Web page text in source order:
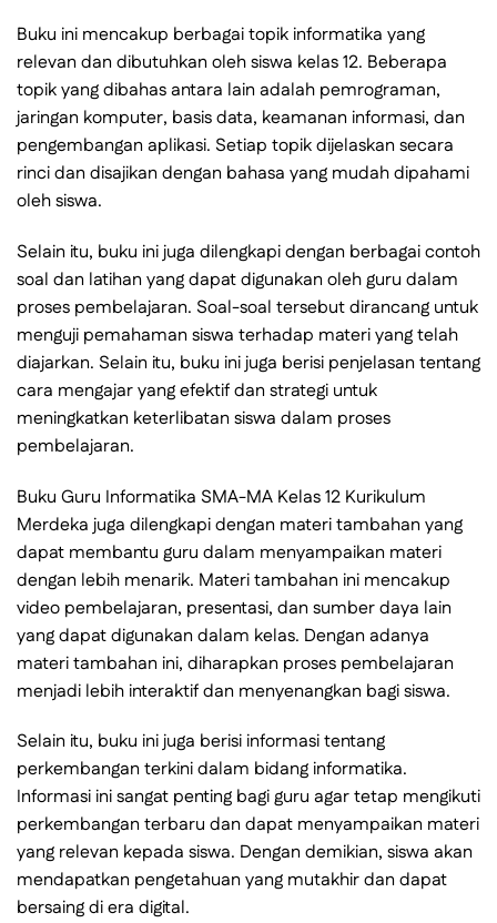
Buku ini mencakup berbagai topik informatika yang
relevan dan dibutuhkan oleh siswa kelas 12. Beberapa
topik yang dibahas antara lain adalah pemrograman,
jaringan komputer, basis data, keamanan informasi, dan
pengembangan aplikasi. Setiap topik dijelaskan secara
rinci dan disajikan dengan bahasa yang mudah dipahami
oleh siswa.
Selain itu, buku ini juga dilengkapi dengan berbagai contoh
soal dan latihan yang dapat digunakan oleh guru dalam
proses pembelajaran. Soal-soal tersebut dirancang untuk
menguji pemahaman siswa terhadap materi yang telah
diajarkan. Selain itu, buku ini juga berisi penjelasan tentang
cara mengajar yang efektif dan strategi untuk
meningkatkan keterlibatan siswa dalam proses
pembelajaran.
Buku Guru Informatika SMA-MA Kelas 12 Kurikulum
Merdeka juga dilengkapi dengan materi tambahan yang
dapat membantu guru dalam menyampaikan materi
dengan lebih menarik. Materi tambahan ini mencakup
video pembelajaran, presentasi, dan sumber daya lain
yang dapat digunakan dalam kelas. Dengan adanya
materi tambahan ini, diharapkan proses pembelajaran
menjadi lebih interaktif dan menyenangkan bagi siswa.
Selain itu, buku ini juga berisi informasi tentang
perkembangan terkini dalam bidang informatika.
Informasi ini sangat penting bagi guru agar tetap mengikuti
perkembangan terbaru dan dapat menyampaikan materi
yang relevan kepada siswa. Dengan demikian, siswa akan
mendapatkan pengetahuan yang mutakhir dan dapat
bersaing di era digital.